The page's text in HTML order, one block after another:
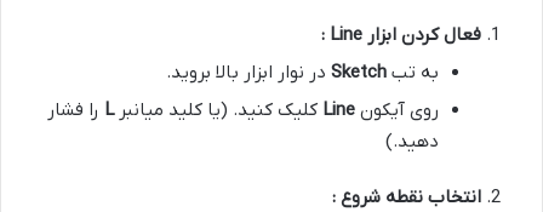
فعال کردن ابزار
:
به تب Sketch در نوار ابزار بالا بروید.
روی آیکون Line کلیک کنید. (یا کلید میانبرL را فشار
دهید.)
انتخاب نقطه شروع :